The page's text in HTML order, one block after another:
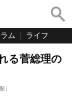
ム ライフ
る菅総理の
）